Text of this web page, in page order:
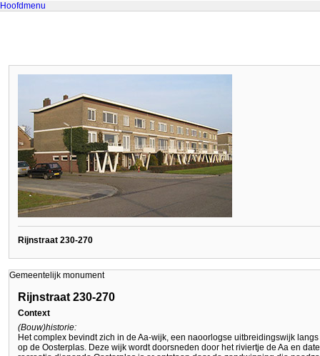
Hoofdmenu
Rijnstraat 230-270
Gemeentelijk monument
Rijnstraat 230-270
Context
(Bouw)historie:
Het complex bevindt zich in de Aa-wijk, een naoorlogse uitbreidingswijk
op de Oosterplas. Deze wijk wordt doorsneden door het riviertje de Aa en